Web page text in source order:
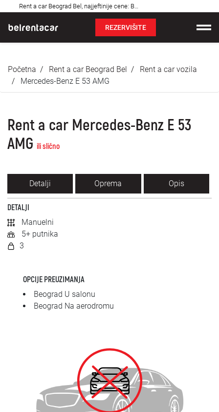
Rent a car Beograd Bel, najjeftinije cene: Bel!✓
pitanja
REZERVIŠITE
Cene
O nama
Najčešća pitanja
Blog
Kontakt
SRPSKI
СРПСКИ
ENGLISH
Početna Rent a car Beograd Bel
Rent a car vozila
Mercedes-Benz E 53 AMG
Rent a car Mercedes-Benz E 53
AMG ili slično
Detalji Oprema Opis
DETALJI
Manuelni
5+ putnika
3
OPCIJE PREUZIMANJA
Beograd U salonu
Beograd Na aerodromu